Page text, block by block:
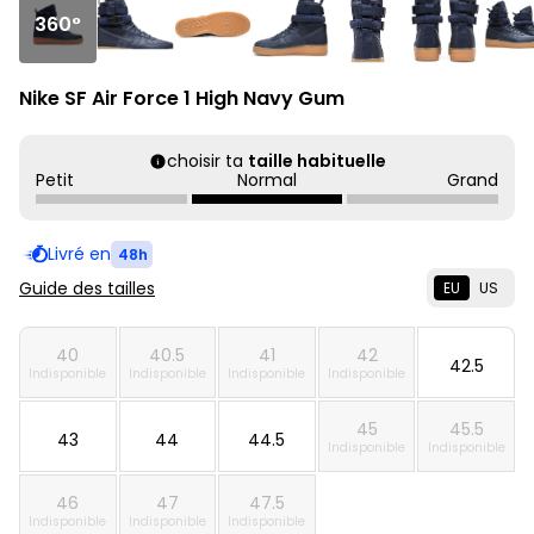
360°
Nike SF Air Force 1 High Navy Gum
choisir ta taille habituelle
Petit
Normal Grand
Livré en 48h
Guide des tailles EU US
40
Indisponible
40.5
Indisponible
41
Indisponible
42
Indisponible 42.5
43 44 44.5 45
Indisponible
45.5
Indisponible
46
Indisponible
47
Indisponible
47.5
Indisponible